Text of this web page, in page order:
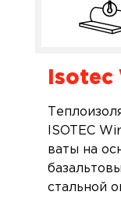
Isotec
ISOTEC
ваты на
стальной